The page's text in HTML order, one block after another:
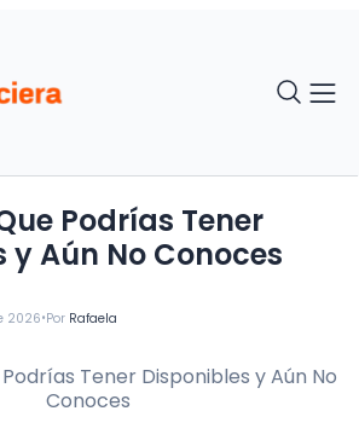
2026•Por Rafaela
Podrías Tener
y Aún No Conoces